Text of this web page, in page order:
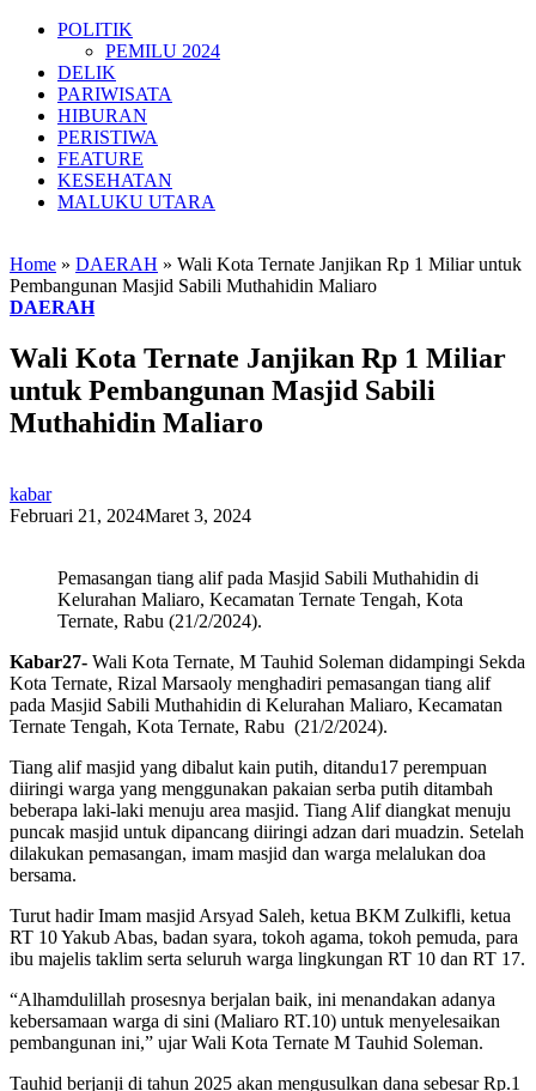
POLITIK
PEMILU 2024
DELIK
PARIWISATA
HIBURAN
PERISTIWA
FEATURE
KESEHATAN
MALUKU UTARA
Home » DAERAH » Wali Kota Ternate Janjikan Rp 1 Miliar untuk
Pembangunan Masjid Sabili Muthahidin Maliaro
DAERAH
Wali Kota Ternate Janjikan Rp 1 Miliar
untuk Pembangunan Masjid Sabili
Muthahidin Maliaro
kabar
Februari 21, 2024Maret 3, 2024
Pemasangan tiang alif pada Masjid Sabili Muthahidin di
Kelurahan Maliaro, Kecamatan Ternate Tengah, Kota
Ternate, Rabu (21/2/2024).
Kabar27- Wali Kota Ternate, M Tauhid Soleman didampingi Sekda
Kota Ternate, Rizal Marsaoly menghadiri pemasangan tiang alif
pada Masjid Sabili Muthahidin di Kelurahan Maliaro, Kecamatan
Ternate Tengah, Kota Ternate, Rabu (21/2/2024).
Tiang alif masjid yang dibalut kain putih, ditandu17 perempuan
diiringi warga yang menggunakan pakaian serba putih ditambah
beberapa laki-laki menuju area masjid. Tiang Alif diangkat menuju
puncak masjid untuk dipancang diiringi adzan dari muadzin. Setelah
dilakukan pemasangan, imam masjid dan warga melalukan doa
bersama.
Turut hadir Imam masjid Arsyad Saleh, ketua BKM Zulkifli, ketua
RT 10 Yakub Abas, badan syara, tokoh agama, tokoh pemuda, para
ibu majelis taklim serta seluruh warga lingkungan RT 10 dan RT 17.
“Alhamdulillah prosesnya berjalan baik, ini menandakan adanya
kebersamaan warga di sini (Maliaro RT.10) untuk menyelesaikan
pembangunan ini,” ujar Wali Kota Ternate M Tauhid Soleman.
Tauhid berjanji di tahun 2025 akan mengusulkan dana sebesar Rp.1